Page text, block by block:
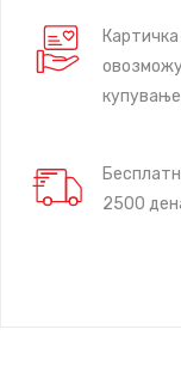
Картичка
2500